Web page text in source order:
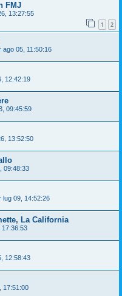
FMJ
13:27:55
1 2
ago 05, 11:50:16
12:42:19
09:45:59
13:52:50
09:48:33
lug 09, 14:52:26
La California
17:36:53
12:58:43
17:51:00